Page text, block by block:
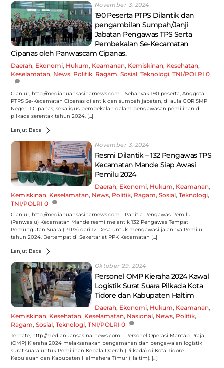
November 3, 2024
190 Peserta PTPS Dilantik dan
pengambilan Sumpah/Janji
Jabatan Pengawas TPS Serta
Pembekalan Se-Kecamatan
Cipanas oleh Panwascam Cipanas.
Daerah, Ekonomi, Hukum, Keamanan, Kemiskinan, Kesehatan,
Keselamatan, News, Politik, Ragam,Sosial,Teknologi,TNI/POLRI 0
Cianjur, http://medianuansasinarnews.com- Sebanyak 190 peserta, Anggota
PTPS Se-Kecamatan Cipanas dilantik dan sumpah jabatan, di aula GOR SMP
Negeri 1 Cipanas, sekaligus pembekalan dalam pengawasan pemilihan di
pilkada serentak tahun 2024. […]
Lanjut Baca
November 3, 2024
Resmi Dilantik – 132 Pengawas TPS
Kecamatan Mande Siap Awasi
Pemilu 2024
Daerah, Ekonomi, Hukum, Keamanan,
Kemiskinan, Keselamatan, News, Politik, Ragam,Sosial,Teknologi,
TNI/POLRI 0
Cianjur, http://medianuansasinarnews.com- Panitia Pengawas Pemilu
(Panwaslu) Kecamatan Mande resmi melantik 132 Pengawas Tempat
Pemungutan Suara (PTPS) dari 12 Desa untuk mengawasi jalannya Pemilu
tahun 2024. Bertempat di Sekertariat PPK Kecamatan […]
Lanjut Baca
Oktober 29, 2024
Personel OMP Kieraha 2024 Kawal
Logistik Surat Suara Pilkada Kota
Tidore dan Kabupaten Haltim
Daerah, Ekonomi, Hukum, Keamanan,
Kemiskinan, Kesehatan, Keselamatan, Nasional, News, Politik,
Ragam,Sosial,Teknologi,TNI/POLRI 0
Ternate, http://medianuansasinarnews.com- Personel Operasi Mantap Praja
(OMP) Kieraha 2024 melaksanakan pengamanan dan pengawalan logistik
surat suara untuk Pemilihan Kepala Daerah (Pilkada) di Kota Tidore
Kepulauan dan Kabupaten Halmahera Timur (Haltim). […]